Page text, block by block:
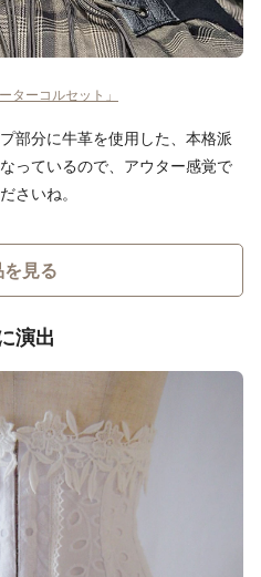
ターコルセット」
部分に牛革を使用した、本格派
っているので、アウター感覚で
さいね。
を見る
演出